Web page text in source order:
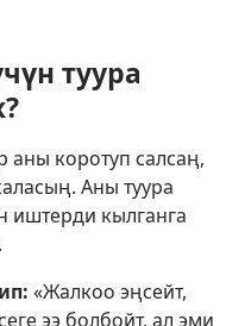
туура
аны коротуп салсаң,
Аны туура
иштерди кылганга
«Жалкоо эңсейт,
ээ болбойт, ал эми